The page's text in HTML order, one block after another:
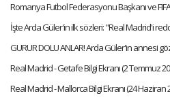
İşte Arda Güler'in ilk sözleri: "Real Madrid'i
GURUR DOLU ANLAR! Arda Güler'in annesi
Real Madrid - Getafe Bilgi Ekranı (2 Temmuz
Real Madrid - Mallorca Bilgi Ekranı (24 Haziran